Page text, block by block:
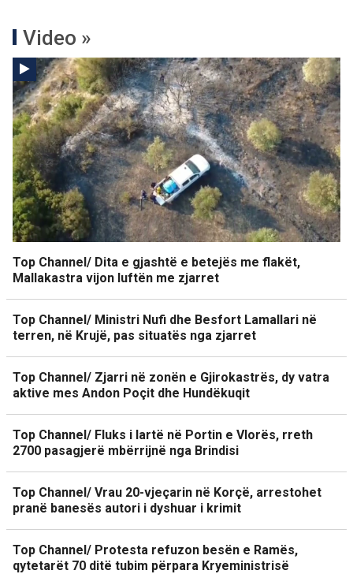
Video »
Top Channel/ Dita e gjashtë e betejës me flakët,
Mallakastra vijon luftën me zjarret
Top Channel/ Ministri Nufi dhe Besfort Lamallari në
terren, në Krujë, pas situatës nga zjarret
Top Channel/ Zjarri në zonën e Gjirokastrës, dy vatra
aktive mes Andon Poçit dhe Hundëkuqit
Top Channel/ Fluks i lartë në Portin e Vlorës, rreth
2700 pasagjerë mbërrijnë nga Brindisi
Top Channel/ Vrau 20-vjeçarin në Korçë, arrestohet
pranë banesës autori i dyshuar i krimit
Top Channel/ Protesta refuzon besën e Ramës,
qytetarët 70 ditë tubim përpara Kryeministrisë